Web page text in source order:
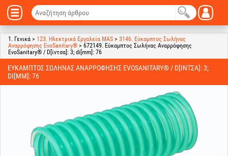
1. Γενικά > 123. Ηλεκτρικά Εργαλεία MAS > 3146. Εύκαμπτος Σωλήνας
Αναρρόφησης EvoSanitary® > 672149. Εύκαμπτος Σωλήνας Αναρρόφησης
EvoSanitary® / D[ίντσα]: 3; di[mm]: 76
ΕΎΚΑΜΠΤΟΣ ΣΩΛΉΝΑΣ ΑΝΑΡΡΌΦΗΣΗΣ EVOSANITARY® / D[ΊΝΤΣΑ]: 3;
DI[MM]: 76